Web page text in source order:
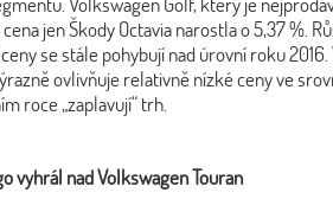
jen Škody Octavia narostla o 5,37
se stále pohybují nad úrovní roku
ovlivňuje relativně nízké ceny ve
roce „zaplavují“ trh.
vyhrál nad Volkswagen Touran